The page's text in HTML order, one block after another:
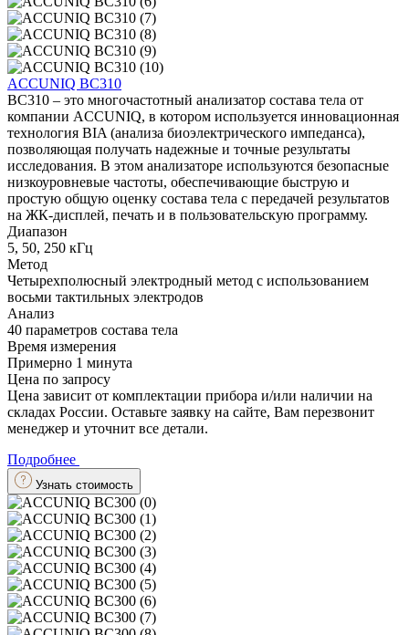
ACCUNIQ BC310
BC310 – это многочастотный анализатор состава тела от
компании ACCUNIQ, в котором используется инновационная
технология BIA (анализа биоэлектрического импеданса),
позволяющая получать надежные и точные результаты
исследования. В этом анализаторе используются безопасные
низкоуровневые частоты, обеспечивающие быструю и
простую общую оценку состава тела с передачей результатов
на ЖК-дисплей, печать и в пользовательскую программу.
Диапазон
5, 50, 250 кГц
Метод
Четырехполюсный электродный метод с использованием
восьми тактильных электродов
Анализ
40 параметров состава тела
Время измерения
Примерно 1 минута
Цена по запросу
Цена зависит от комплектации прибора и/или наличии на
складах России. Оставьте заявку на сайте, Вам перезвонит
менеджер и уточнит все детали.
Подробнее
Узнать стоимость